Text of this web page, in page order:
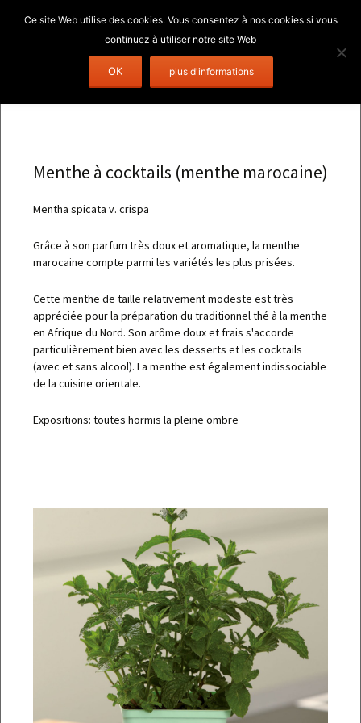
contenu
Menthe à cocktails (menthe marocaine)
Mentha spicata v. crispa
Grâce à son parfum très doux et aromatique, la menthe
marocaine compte parmi les variétés les plus prisées.
Cette menthe de taille relativement modeste est très
appréciée pour la préparation du traditionnel thé à la menthe
en Afrique du Nord. Son arôme doux et frais s'accorde
particulièrement bien avec les desserts et les cocktails
(avec et sans alcool). La menthe est également indissociable
de la cuisine orientale.
Expositions: toutes hormis la pleine ombre
OK